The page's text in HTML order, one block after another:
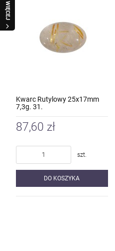
WIĘCEJ
Kwarc Rutylowy 25x17mm
7,3g. 31.
87,60 zł
szt.
DO KOSZYKA